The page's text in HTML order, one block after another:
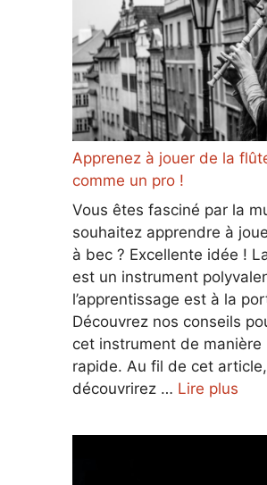
Apprenez à jouer de la
comme un pro !
Vous êtes fasciné par la
souhaitez apprendre à
à bec ? Excellente idée !
est un instrument
l’apprentissage est à la
Découvrez nos conseils
cet instrument de manière
rapide. Au fil de cet
découvrirez … Lire plus